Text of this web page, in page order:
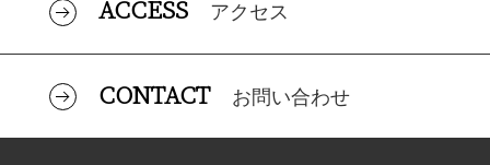
ACCESS アクセス
CONTACT お問い合わせ